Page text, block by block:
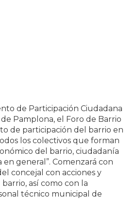
de Participación Ciudadana
Pamplona, el Foro de Barrio
de participación del barrio en
los colectivos que forman
del barrio, ciudadanía
general”. Comenzará con
concejal con acciones y
así como con la
técnico municipal de